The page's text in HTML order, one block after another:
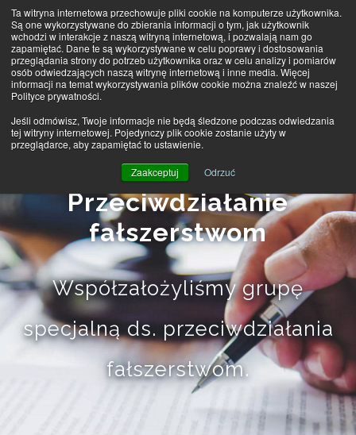
Ta witryna internetowa przechowuje pliki cookie na komputerze użytkownika.
Są one wykorzystywane do zbierania informacji o tym, jak użytkownik
wchodzi w interakcje z naszą witryną internetową, i pozwalają nam go
zapamiętać. Dane te są wykorzystywane w celu poprawy i dostosowania
przeglądania strony do potrzeb użytkownika oraz w celu analizy i pomiarów
osób odwiedzających naszą witrynę internetową i inne media. Więcej
informacji na temat wykorzystywania plików cookie można znaleźć w naszej
Polityce prywatności.
Jeśli odmówisz, Twoje informacje nie będą śledzone podczas odwiedzania
tej witryny internetowej. Pojedynczy plik cookie zostanie użyty w
przeglądarce, aby zapamiętać to ustawienie.
Zaakceptuj Odrzuć
MENU
Przeciwdziałanie
fałszerstwom
Współzałożyliśmy grupę
specjalną ds. przeciwdziałania
fałszerstwom.